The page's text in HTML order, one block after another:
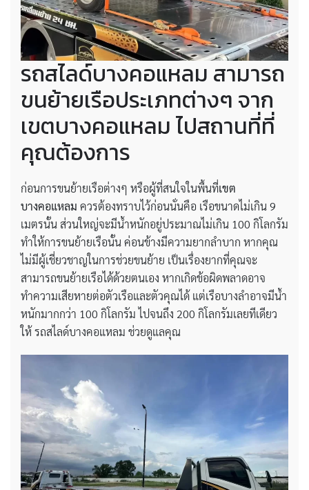
รถสไลด์บางคอแหลม สามารถ
ขนย้ายเรือประเภทต่างๆ จาก
เขตบางคอแหลม ไปสถานที่ที่
คุณต้องการ
ก่อนการขนย้ายเรือต่างๆ หรือผู้ที่สนใจในพื้นที่เขต
บางคอแหลม ควรต้องทราบไว้ก่อนนั่นคือ เรือขนาดไม่เกิน 9
เมตรนั้น ส่วนใหญ่จะมีน้ำหนักอยู่ประมาณไม่เกิน 100 กิโลกรัม
ทำให้การขนย้ายเรือนั้น ค่อนข้างมีความยากลำบาก หากคุณ
ไม่มีผู้เชี่ยวชาญในการช่วยขนย้าย เป็นเรื่องยากที่คุณจะ
สามารถขนย้ายเรือได้ด้วยตนเอง หากเกิดข้อผิดพลาดอาจ
ทำความเสียหายต่อตัวเรือและตัวคุณได้ แต่เรือบางลำอาจมีน้ำ
หนักมากกว่า 100 กิโลกรัม ไปจนถึง 200 กิโลกรัมเลยทีเดียว
ให้ รถสไลด์บางคอแหลม ช่วยดูแลคุณ